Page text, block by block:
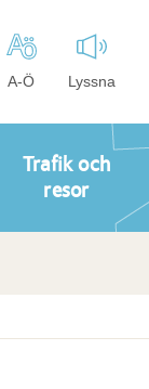
A-Ö Lyssna
Trafik och
resor